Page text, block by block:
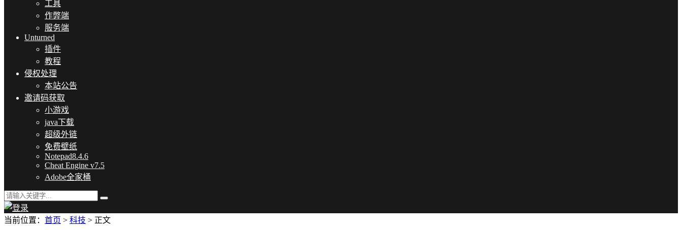
工具
作弊端
服务端
Unturned
插件
教程
侵权处理
本站公告
邀请码获取
小游戏
java下载
超级外链
免费壁纸
Notepad8.4.6
Cheat Engine v7.5
Adobe全家桶
当前位置： 首页 > 科技 > 正文